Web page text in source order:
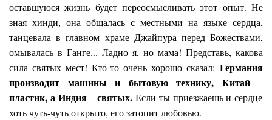
оставшуюся жизнь будет переосмысливать этот опыт. Не
зная хинди, она общалась с местными на языке сердца,
танцевала в главном храме Джайпура перед Божествами,
омывалась в Ганге... Ладно я, но мама! Представь, какова
сила святых мест! Кто-то очень хорошо сказал: Германия
производит машины и бытовую технику, Китай –
пластик, а Индия– святых.Если ты приезжаешь и сердце
хоть чуть-чуть открыто, его затопит любовью.